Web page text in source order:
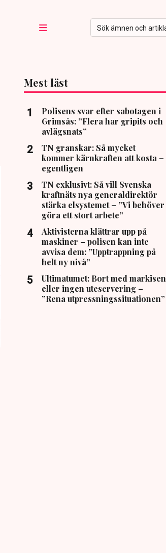
Mest läst
Polisens svar efter sabotagen i
Grimsås: ”Flera har gripits och
avlägsnats”
TN granskar: Så mycket
kommer kärnkraften att kosta –
egentligen
TN exklusivt: Så vill Svenska
kraftnäts nya generaldirektör
stärka elsystemet – ”Vi behöver
göra ett stort arbete”
Aktivisterna klättrar upp på
maskiner – polisen kan inte
avvisa dem: ”Upptrappning på
helt ny nivå”
Ultimatumet: Bort med markisen
eller ingen uteservering –
”Rena utpressningssituationen”